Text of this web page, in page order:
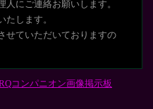
人にご連絡お願いします。
たします。
せていただいておりますの
コンパニオン画像掲示板